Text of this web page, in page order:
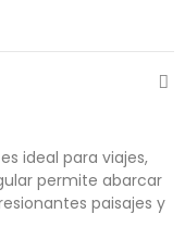
ideal para viajes,
permite abarcar
paisajes y